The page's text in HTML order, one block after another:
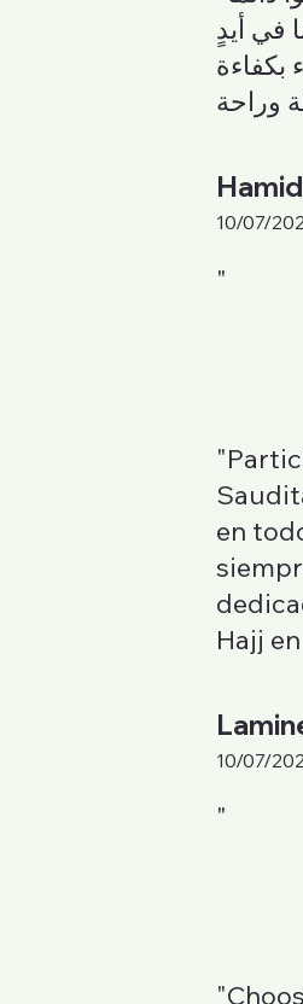
في أيدٍ
بكفاءة
10/07/
"
en
Hajj
10/07/
"